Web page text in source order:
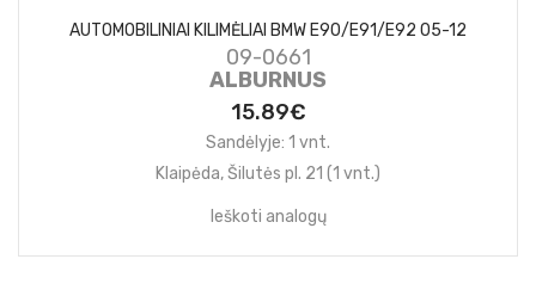
AUTOMOBILINIAI KILIMĖLIAI BMW E90/E91/E92 05-12
09-0661
ALBURNUS
15.89€
Sandėlyje: 1 vnt.
Klaipėda, Šilutės pl. 21 (1 vnt.)
Ieškoti analogų